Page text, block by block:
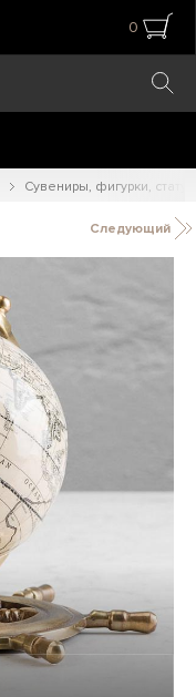
0
Сувениры, фигурки,
Следующий